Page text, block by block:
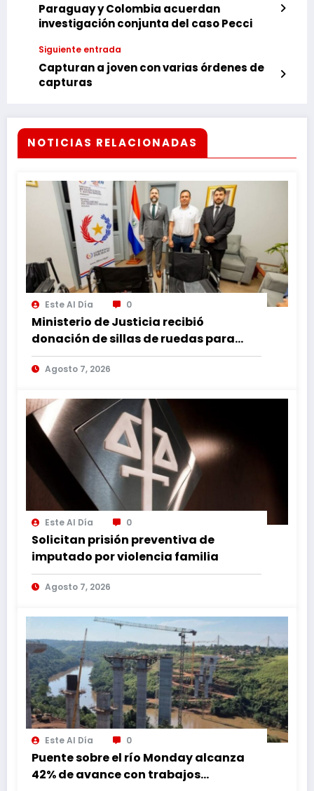
Paraguay y Colombia acuerdan
investigación conjunta del caso Pecci
Siguiente entrada
Capturan a joven con varias órdenes de
capturas
NOTICIAS RELACIONADAS
Este Al Día 0
Ministerio de Justicia recibió
donación de sillas de ruedas para
internos vulnerables
Agosto 7, 2026
Este Al Día 0
Solicitan prisión preventiva de
imputado por violencia familia
Agosto 7, 2026
Este Al Día 0
Puente sobre el río Monday alcanza
42% de avance con trabajos